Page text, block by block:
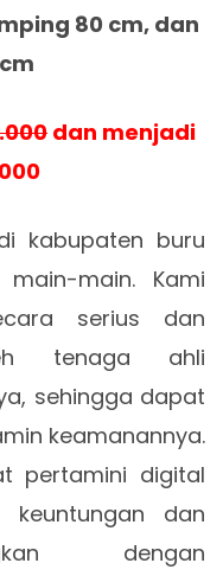
80 cm, dan
dan menjadi
kabupaten buru
main. Kami
serius dan
tenaga ahli
sehingga dapat
keamanannya.
pertamini digital
dan
dengan